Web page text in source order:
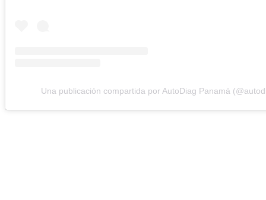
Una publicación compartida por AutoDiag Panamá